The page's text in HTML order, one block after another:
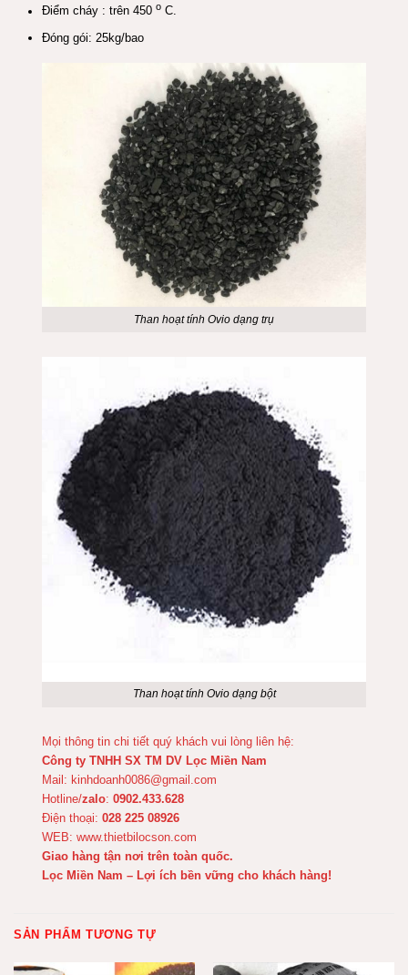
Điểm cháy : trên 450 oC.
Đóng gói: 25kg/bao
Than hoạt tính Ovio dạng trụ
Than hoạt tính Ovio dạng bột
Mọi thông tin chi tiết quý khách vui lòng liên hệ:
Công ty TNHH SX TM DV Lọc Miền Nam
Mail: kinhdoanh0086@gmail.com
Hotline/zalo: 0902.433.628
Điện thoại: 028 225 08926
WEB: www.thietbilocson.com
Giao hàng tận nơi trên toàn quốc.
Lọc Miền Nam – Lợi ích bền vững cho khách hàng!
SẢN PHẨM TƯƠNG TỰ